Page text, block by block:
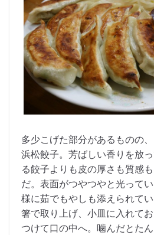
多少こげた部分があるものの
浜松餃子。芳ばしい香りを放
る餃子よりも皮の厚さも質感
だ。表面がつやつやと光って
様に茹でもやしも添えられて
箸で取り上げ、小皿に入れて
つけて口の中へ。噛んだとた